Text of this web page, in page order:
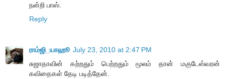
நன்றி பாஸ்.
Reply
ராம்ஜி_யாஹூ July 23, 2010 at 2:47 PM
சுஜாதாவின் கற்றதும் பெற்றதும் மூலம் தான் மகுடேஸ்வரன்
கவிதைகள் தேடி படித்தேன்.